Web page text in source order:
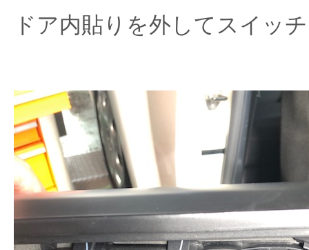
ドア内貼りを外してスイッ